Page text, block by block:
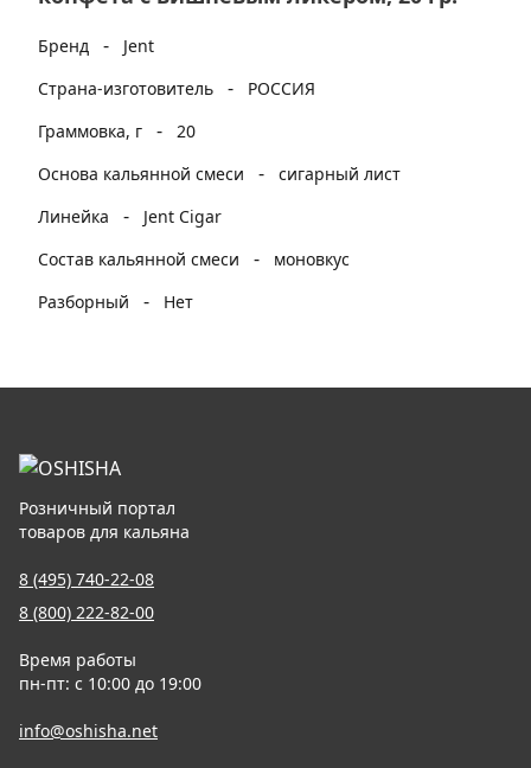
Бренд -
Jent
Страна-изготовитель
-
РОССИЯ
Граммовка, г
- 20
Основа кальянной смеси
- сигарный лист
Линейка
-
Jent Cigar
Состав кальянной смеси
-
моновкус
Разборный
- Нет
Розничный портал
товаров для кальяна
8 (495) 740-22-08
8 (800) 222-82-00
Время работы
пн-пт: с 10:00 до 19:00
info@oshisha.net